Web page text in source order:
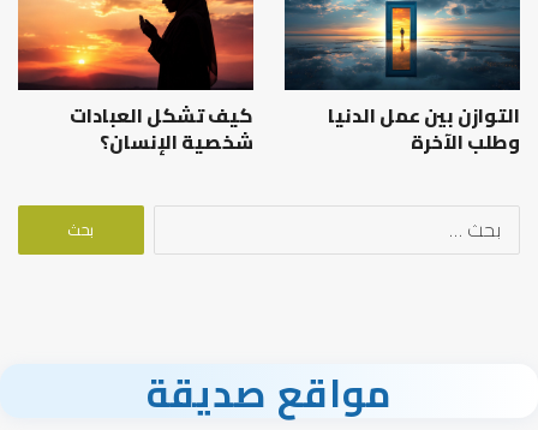
التوازن بين عمل الدنيا
وطلب الآخرة
كيف تشكل العبادات
شخصية الإنسان؟
البحث
مواقع صديقة